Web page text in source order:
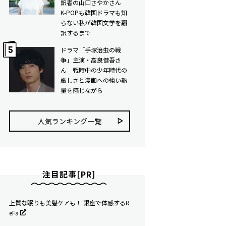
訳者の山口さやかさん
K-POPも韓国ドラマも知
らない私が韓国文学を翻
訳するまで
ドラマ「手塚治虫の戦
争」主演・高良健吾さ
ん 戦時中の少年時代の
厳しさと漫画への強い熱
量を感じながら
人気ランキング⼀覧
注目記事[PR]
上質な眠りも美髪ケアも！ 銀座で体感するR
eFa